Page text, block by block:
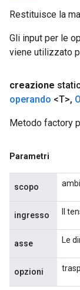
Restituisce la
Gli input per le
viene utilizzato
creazione
operando <T>,
Metodo factory
Parametri
scopo
ingresso Il
asse Le
opzioni